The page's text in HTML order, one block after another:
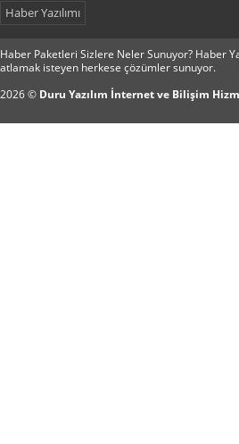
Haber Yazılımı
Haber Paketleri Sizlere Neler Sunuyor? Haber
atlamak isteyen herkese çözümler sunuyor.
2026 © Duru Yazılım İnternet ve Bilişim